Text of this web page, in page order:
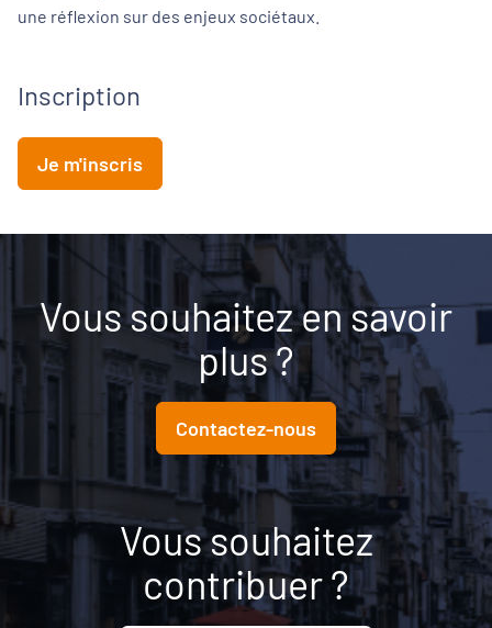
une réflexion sur des enjeux sociétaux.
Inscription
Je m'inscris
Vous souhaitez en savoir
plus ?
Contactez-nous
Vous souhaitez
contribuer ?